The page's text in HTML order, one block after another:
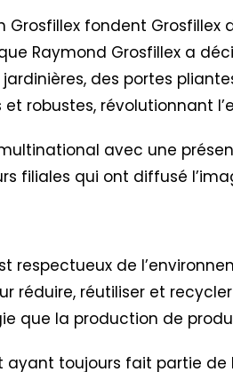
Grosfillex fondent
Raymond Grosfillex a
des portes
robustes, révolutionnant
avec une
filiales qui ont diffusé
respectueux de
réduire, réutiliser et
que la production de
toujours fait partie de